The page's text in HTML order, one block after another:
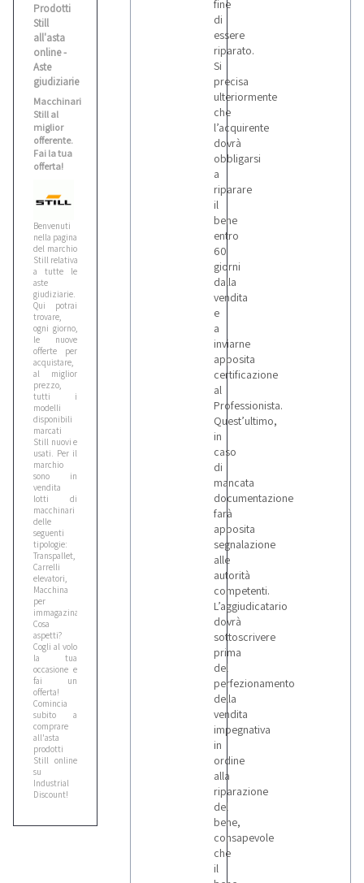
Bobcat
1
Bomag
Case
Caterpillar
1
Cat
1
Cea
Cebora
2
Ceccato
Cefla
Cesab
4
Citroen
Cmt
Prodotti
Still
all'asta
online -
Aste
giudiziarie
Macchinari
Still al
miglior
offerente.
Fai la tua
offerta!
Benvenuti
nella pagina
del marchio
Still relativa
a tutte le
aste
giudiziarie.
Qui potrai
trovare,
ogni giorno,
le nuove
offerte per
acquistare,
al miglior
prezzo,
tutti i
modelli
disponibili
marcati
Still nuovi e
usati. Per il
marchio
sono in
vendita
lotti di
macchinari
delle
seguenti
tipologie:
Transpallet,
Carrelli
elevatori,
Macchina
per
immagazinaggio,...
Cosa
aspetti?
Cogli al volo
la tua
occasione e
fai un
offerta!
Comincia
subito a
comprare
all'asta
prodotti
Still online
su
Industrial
Discount!
fine
di
essere
riparato.
Si
precisa
ulteriormente
che
l’acquirente
dovrà
obbligarsi
a
riparare
il
bene
entro
60
giorni
dalla
vendita
e
a
inviarne
apposita
certificazione
al
Professionista.
Quest’ultimo,
in
caso
di
mancata
documentazione
farà
apposita
segnalazione
alle
autorità
competenti.
L’aggiudicatario
dovrà
sottoscrivere
prima
del
perfezionamento
della
vendita
impegnativa
in
ordine
alla
riparazione
del
bene,
consapevole
che
il